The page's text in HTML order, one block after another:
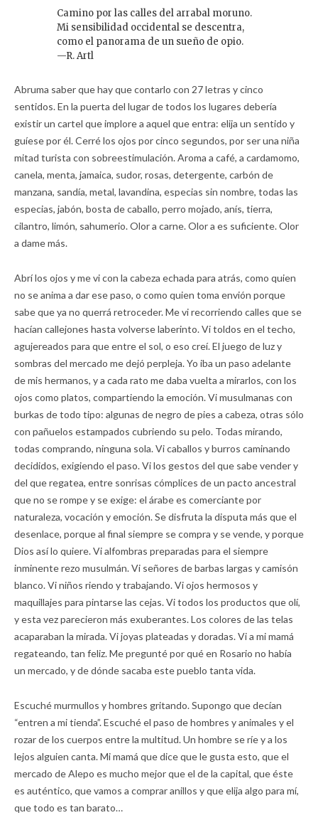
Camino por las calles del arrabal moruno.
Mi sensibilidad occidental se descentra,
como el panorama de un sueño de opio.
—R. Artl
Abruma saber que hay que contarlo con 27 letras y cinco
sentidos. En la puerta del lugar de todos los lugares debería
existir un cartel que implore a aquel que entra: elija un sentido y
guíese por él. Cerré los ojos por cinco segundos, por ser una niña
mitad turista con sobreestimulación. Aroma a café, a cardamomo,
canela, menta, jamaica, sudor, rosas, detergente, carbón de
manzana, sandía, metal, lavandina, especias sin nombre, todas las
especias, jabón, bosta de caballo, perro mojado, anís, tierra,
cilantro, limón, sahumerio. Olor a carne. Olor a es suficiente. Olor
a dame más.
Abrí los ojos y me vi con la cabeza echada para atrás, como quien
no se anima a dar ese paso, o como quien toma envión porque
sabe que ya no querrá retroceder. Me vi recorriendo calles que se
hacían callejones hasta volverse laberinto. Vi toldos en el techo,
agujereados para que entre el sol, o eso creí. El juego de luz y
sombras del mercado me dejó perpleja. Yo iba un paso adelante
de mis hermanos, y a cada rato me daba vuelta a mirarlos, con los
ojos como platos, compartiendo la emoción. Vi musulmanas con
burkas de todo tipo: algunas de negro de pies a cabeza, otras sólo
con pañuelos estampados cubriendo su pelo. Todas mirando,
todas comprando, ninguna sola. Vi caballos y burros caminando
decididos, exigiendo el paso. Vi los gestos del que sabe vender y
del que regatea, entre sonrisas cómplices de un pacto ancestral
que no se rompe y se exige: el árabe es comerciante por
naturaleza, vocación y emoción. Se disfruta la disputa más que el
desenlace, porque al final siempre se compra y se vende, y porque
Dios así lo quiere. Vi alfombras preparadas para el siempre
inminente rezo musulmán. Vi señores de barbas largas y camisón
blanco. Vi niños riendo y trabajando. Vi ojos hermosos y
maquillajes para pintarse las cejas. Vi todos los productos que olí,
y esta vez parecieron más exuberantes. Los colores de las telas
acaparaban la mirada. Vi joyas plateadas y doradas. Vi a mi mamá
regateando, tan feliz. Me pregunté por qué en Rosario no había
un mercado, y de dónde sacaba este pueblo tanta vida.
Escuché murmullos y hombres gritando. Supongo que decían
“entren a mi tienda”. Escuché el paso de hombres y animales y el
rozar de los cuerpos entre la multitud. Un hombre se ríe y a los
lejos alguien canta. Mi mamá que dice que le gusta esto, que el
mercado de Alepo es mucho mejor que el de la capital, que éste
es auténtico, que vamos a comprar anillos y que elija algo para mí,
que todo es tan barato…